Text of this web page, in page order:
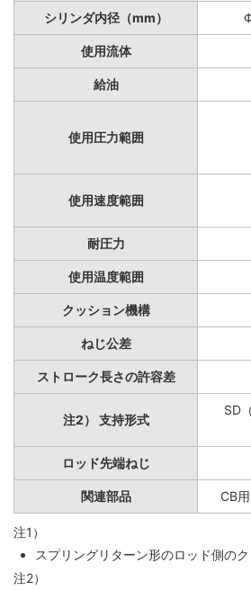
シリンダ内径（mm）
使用流体
給油
使用圧力範囲
使用速度範囲
耐圧力
使用温度範囲
クッション機構
ねじ公差
ストローク長さの許容差
注2） 支持形式
SD
ロッド先端ねじ
関連部品 CB
注1）
スプリングリターン形のロッド側の
注2）